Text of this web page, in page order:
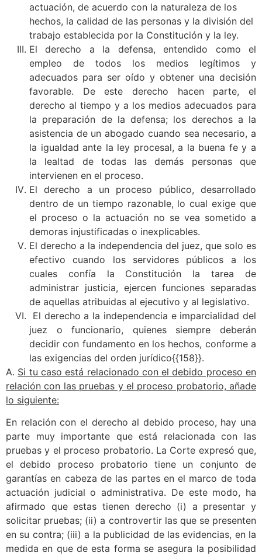
actuación, de acuerdo con la naturaleza de los
hechos, la calidad de las personas y la división del
trabajo establecida por la Constitución y la ley.
El derecho a la defensa, entendido como el
empleo de todos los medios legítimos y
adecuados para ser oído y obtener una decisión
favorable. De este derecho hacen parte, el
derecho al tiempo y a los medios adecuados para
la preparación de la defensa; los derechos a la
asistencia de un abogado cuando sea necesario, a
la igualdad ante la ley procesal, a la buena fe y a
la lealtad de todas las demás personas que
intervienen en el proceso.
El derecho a un proceso público, desarrollado
dentro de un tiempo razonable, lo cual exige que
el proceso o la actuación no se vea sometido a
demoras injustificadas o inexplicables.
El derecho a la independencia del juez, que solo es
efectivo cuando los servidores públicos a los
cuales confía la Constitución la tarea de
administrar justicia, ejercen funciones separadas
de aquellas atribuidas al ejecutivo y al legislativo.
El derecho a la independencia e imparcialidad del
juez o funcionario, quienes siempre deberán
decidir con fundamento en los hechos, conforme a
las exigencias del orden jurídico{{158}}.
A. Si tu caso está relacionado con el debido proceso en
relación con las pruebas y el proceso probatorio, añade
lo siguiente:
En relación con el derecho al debido proceso, hay una
parte muy importante que está relacionada con las
pruebas y el proceso probatorio. La Corte expresó que,
el debido proceso probatorio tiene un conjunto de
garantías en cabeza de las partes en el marco de toda
actuación judicial o administrativa. De este modo, ha
afirmado que estas tienen derecho (i) a presentar y
solicitar pruebas; (ii) a controvertir las que se presenten
en su contra; (iii) a la publicidad de las evidencias, en la
medida en que de esta forma se asegura la posibilidad